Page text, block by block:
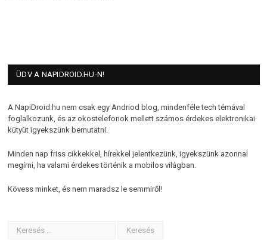
ÜDV A NAPIDROID.HU-N!
A NapiDroid.hu nem csak egy Andriod blog, mindenféle tech témával
foglalkozunk, és az okostelefonok mellett számos érdekes elektronikai
kütyüt igyekszünk bemutatni.
Minden nap friss cikkekkel, hírekkel jelentkezünk, igyekszünk azonnal
megírni, ha valami érdekes történik a mobilos világban.
Kövess minket, és nem maradsz le semmiről!